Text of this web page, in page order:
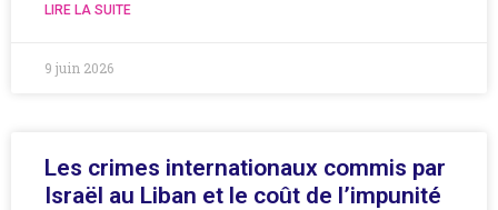
LIRE LA SUITE
9 juin 2026
Les crimes internationaux commis par
Israël au Liban et le coût de l’impunité